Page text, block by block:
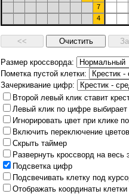
7
4
Размер кроссворда:
Пометка пустой клетки:
Зачеркивание цифр:
Второй левый клик ставит
Левый клик по цифре выбирает
Игнорировать цвет при клике
Включить переключение
Скрыть таймер
Развернуть кроссворд на
Подсветка цифр
Подсвечивать клетку под
Отображать координаты